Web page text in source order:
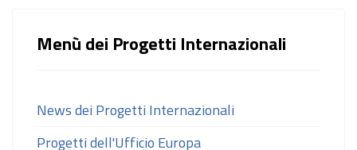
Menù dei Progetti Internazionali
News dei Progetti Internazionali
Progetti dell'Ufficio Europa